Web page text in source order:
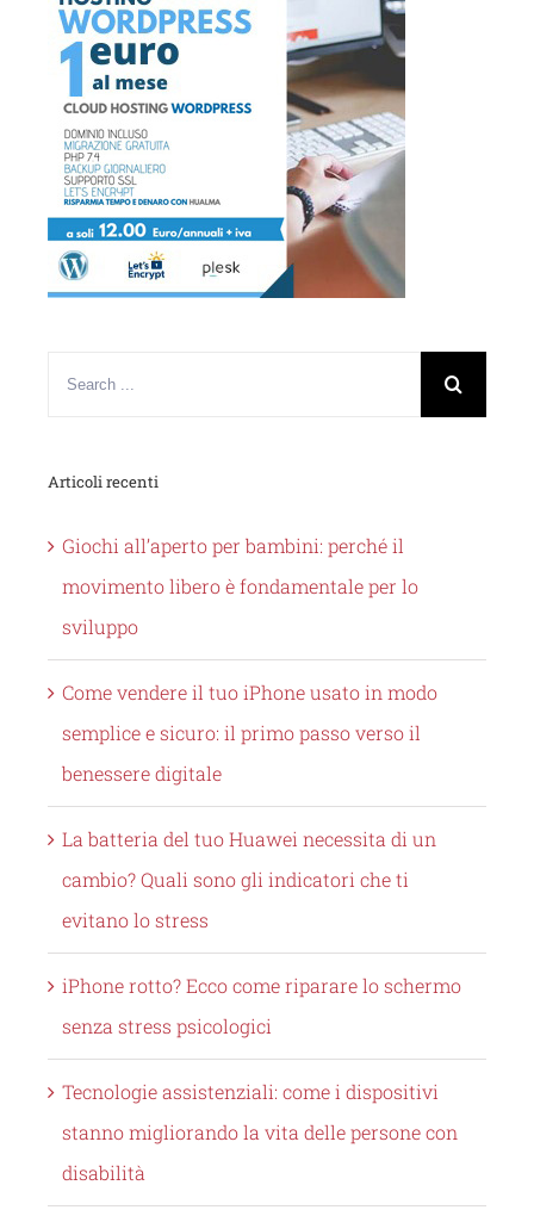
Articoli recenti
Giochi all’aperto per bambini: perché il
movimento libero è fondamentale per lo
sviluppo
Come vendere il tuo iPhone usato in modo
semplice e sicuro: il primo passo verso il
benessere digitale
La batteria del tuo Huawei necessita di un
cambio? Quali sono gli indicatori che ti
evitano lo stress
iPhone rotto? Ecco come riparare lo schermo
senza stress psicologici
Tecnologie assistenziali: come i dispositivi
stanno migliorando la vita delle persone con
disabilità